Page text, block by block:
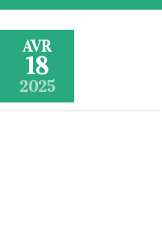
AVR
18
2025